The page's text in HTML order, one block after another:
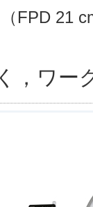
FPD 21
，ワー